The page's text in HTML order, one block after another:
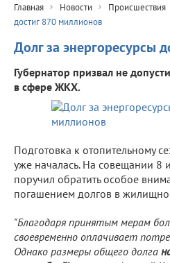
Главная Новости Происшествия
достиг 870 миллионов
Долг за энергоресурсы
Губернатор призвал не
в сфере ЖКХ.
Подготовка к отопительному
уже началась. На совещании 8
поручил обратить особое
погашением долгов в
"Благодаря принятым мерам
своевременно оплачивает
Однако размеры общего долга